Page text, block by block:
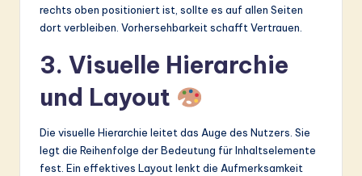
rechts oben positioniert ist, sollte es auf allen Seiten
dort verbleiben. Vorhersehbarkeit schafft Vertrauen.
3. Visuelle Hierarchie
und Layout
Die visuelle Hierarchie leitet das Auge des Nutzers. Sie
legt die Reihenfolge der Bedeutung für Inhaltselemente
fest. Ein effektives Layout lenkt die Aufmerksamkeit